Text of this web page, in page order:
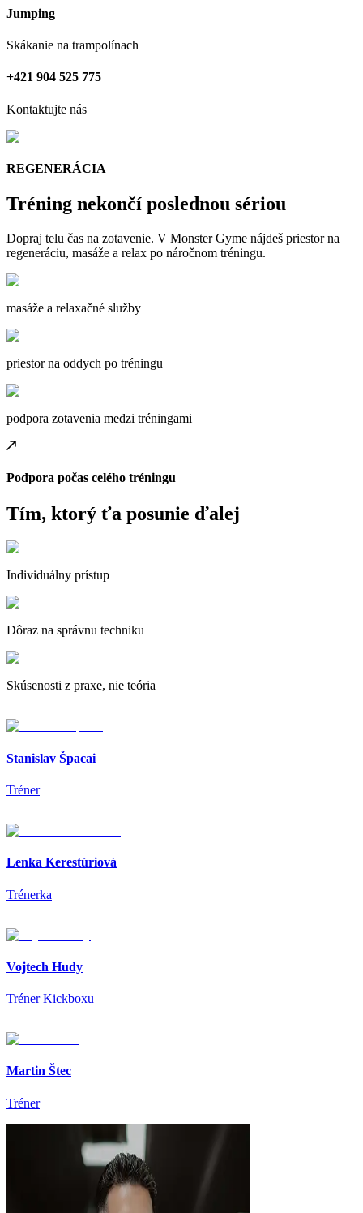
Jumping
Skákanie na trampolínach
+421 904 525 775
Kontaktujte nás
REGENERÁCIA
Tréning nekončí poslednou sériou
Dopraj telu čas na zotavenie. V Monster Gyme nájdeš priestor na
regeneráciu, masáže a relax po náročnom tréningu.
masáže a relaxačné služby
priestor na oddych po tréningu
podpora zotavenia medzi tréningami
Podpora počas celého tréningu
Tím, ktorý ťa posunie ďalej
Individuálny prístup
Dôraz na správnu techniku
Skúsenosti z praxe, nie teória
Stanislav Špacai
Tréner
Lenka Kerestúriová
Trénerka
Vojtech Hudy
Tréner Kickboxu
Martin Štec
Tréner